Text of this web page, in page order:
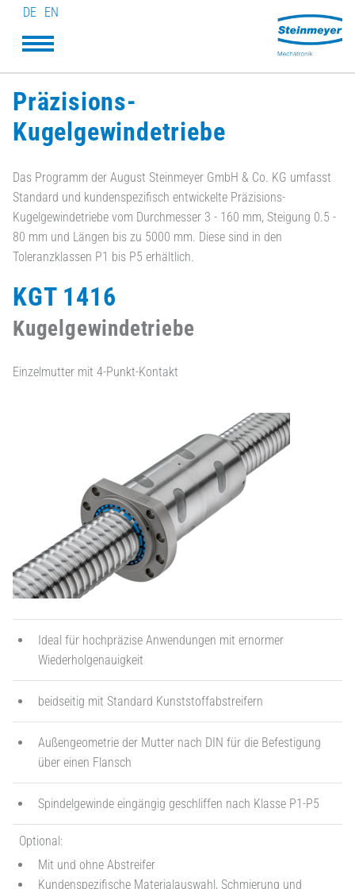
DE EN
Präzisions-
Kugelgewindetriebe
Das Programm der August Steinmeyer GmbH & Co. KG umfasst
Standard und kundenspezifisch entwickelte Präzisions-
Kugelgewindetriebe vom Durchmesser 3 - 160 mm, Steigung 0.5 -
80 mm und Längen bis zu 5000 mm. Diese sind in den
Toleranzklassen P1 bis P5 erhältlich.
KGT 1416
Kugelgewindetriebe
Einzelmutter mit 4-Punkt-Kontakt
Ideal für hochpräzise Anwendungen mit ernormer
Wiederholgenauigkeit
beidseitig mit Standard Kunststoffabstreifern
Außengeometrie der Mutter nach DIN für die Befestigung
über einen Flansch
Spindelgewinde eingängig geschliffen nach Klasse P1-P5
Optional:
Mit und ohne Abstreifer
Kundenspezifische Materialauswahl, Schmierung und